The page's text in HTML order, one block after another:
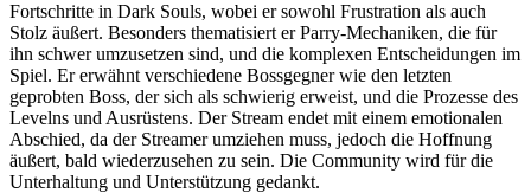
Fortschritte in Dark Souls, wobei er sowohl Frustration als auch
Stolz äußert. Besonders thematisiert er Parry-Mechaniken, die für
ihn schwer umzusetzen sind, und die komplexen Entscheidungen im
Spiel. Er erwähnt verschiedene Bossgegner wie den letzten
geprobten Boss, der sich als schwierig erweist, und die Prozesse des
Levelns und Ausrüstens. Der Stream endet mit einem emotionalen
Abschied, da der Streamer umziehen muss, jedoch die Hoffnung
äußert, bald wiederzusehen zu sein. Die Community wird für die
Unterhaltung und Unterstützung gedankt.